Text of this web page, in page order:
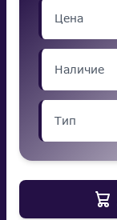
Цена
Наличие
Тип